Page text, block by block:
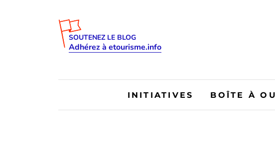
SOUTENEZ LE BLOG
Adhérez à etourisme.info
INITIATIVES BOÎTE À